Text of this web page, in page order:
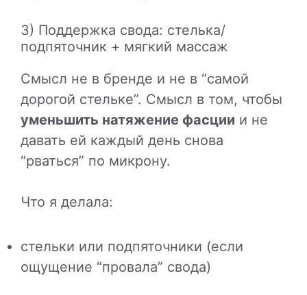
3) Поддержка свода: стелька/
подпяточник + мягкий массаж
Смысл не в бренде и не в “самой
дорогой стельке”. Смысл в том, чтобы
уменьшить натяжение фасции и не
давать ей каждый день снова
“рваться” по микрону.
Что я делала:
стельки или подпяточники (если
ощущение “провала” свода)